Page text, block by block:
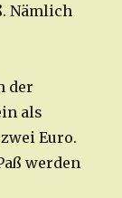
Nämlich
der
als
Euro.
werden